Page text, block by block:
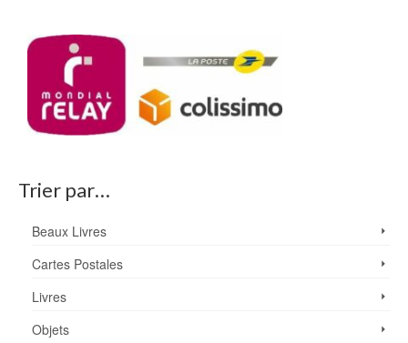
Trier par…
Beaux Livres
Cartes Postales
Livres
Objets